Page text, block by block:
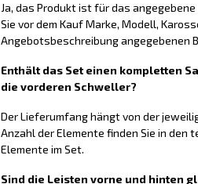
Ja, das Produkt ist für das
Sie vor dem Kauf Marke, Modell,
Angebotsbeschreibung angegebenen
Enthält das Set einen kompletten
die vorderen Schweller?
Der Lieferumfang hängt von der
Anzahl der Elemente finden Sie in den
Elemente im Set.
Sind die Leisten vorne und hinten